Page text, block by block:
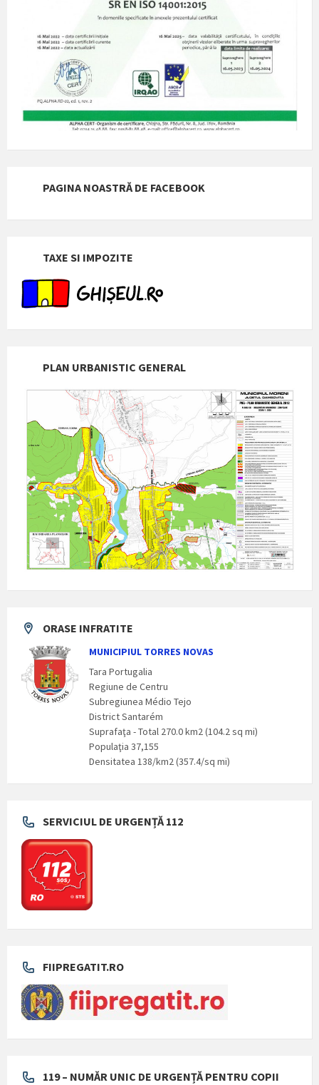
PAGINA NOASTRĂ DE FACEBOOK
TAXE SI IMPOZITE
PLAN URBANISTIC GENERAL
ORASE INFRATITE
MUNICIPIUL TORRES NOVAS
Tara Portugalia
Regiune de Centru
Subregiunea Médio Tejo
District Santarém
Suprafaţa - Total 270.0 km2 (104.2 sq mi)
Populaţia 37,155
Densitatea 138/km2 (357.4/sq mi)
SERVICIUL DE URGENȚĂ 112
FIIPREGATIT.RO
119 – NUMĂR UNIC DE URGENȚĂ PENTRU COPII